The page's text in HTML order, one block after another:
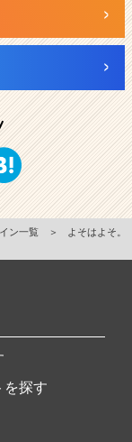
ン一覧 ＞
よそはよそ。
を探す